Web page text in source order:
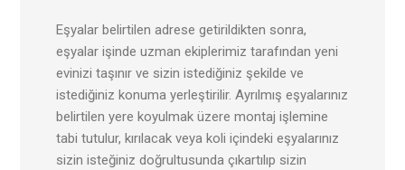
Eşyalar belirtilen adrese getirildikten sonra,
eşyalar işinde uzman ekiplerimiz tarafından yeni
evinizi taşınır ve sizin istediğiniz şekilde ve
istediğiniz konuma yerleştirilir. Ayrılmış eşyalarınız
belirtilen yere koyulmak üzere montaj işlemine
tabi tutulur, kırılacak veya koli içindeki eşyalarınız
sizin isteğiniz doğrultusunda çıkartılıp sizin